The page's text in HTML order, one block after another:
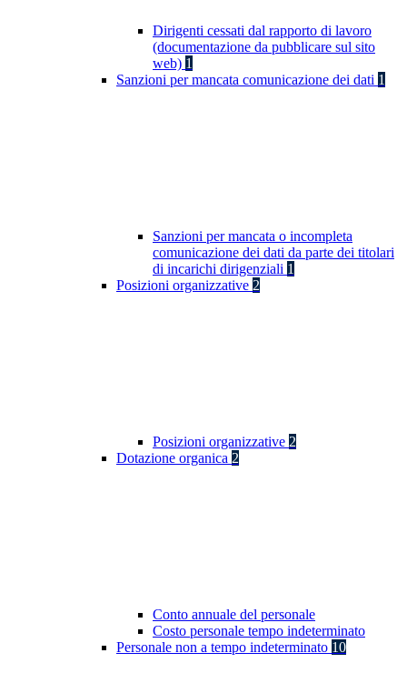
Dirigenti cessati dal rapporto di lavoro
(documentazione da pubblicare sul sito
web) 1
Sanzioni per mancata comunicazione dei dati 1
Sanzioni per mancata o incompleta
comunicazione dei dati da parte dei titolari
di incarichi dirigenziali 1
Posizioni organizzative 2
Posizioni organizzative 2
Dotazione organica 2
Conto annuale del personale
Costo personale tempo indeterminato
Personale non a tempo indeterminato 10